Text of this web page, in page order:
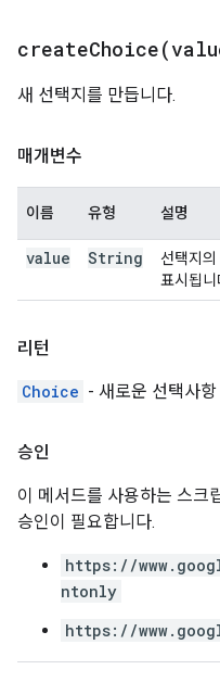
createChoice(
새 선택지를 만듭니다.
매개변수
이름 유형 설명
value String
선택지
표시됩니
리턴
Choice - 새로운 선택사항
승인
이 메서드를 사용하는 스크
승인이 필요합니다.
https://
ntonly
https://